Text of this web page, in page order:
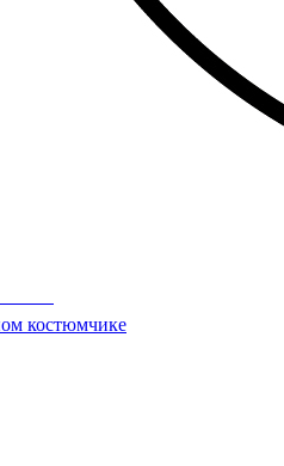
костюмчике